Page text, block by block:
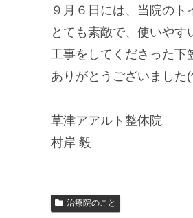
９月６日には、当院のト
とても素敵で、使いやす
工事をしてくださった下
ありがとうございました
草津アアルト整体院
村岸 毅
治療院のこと